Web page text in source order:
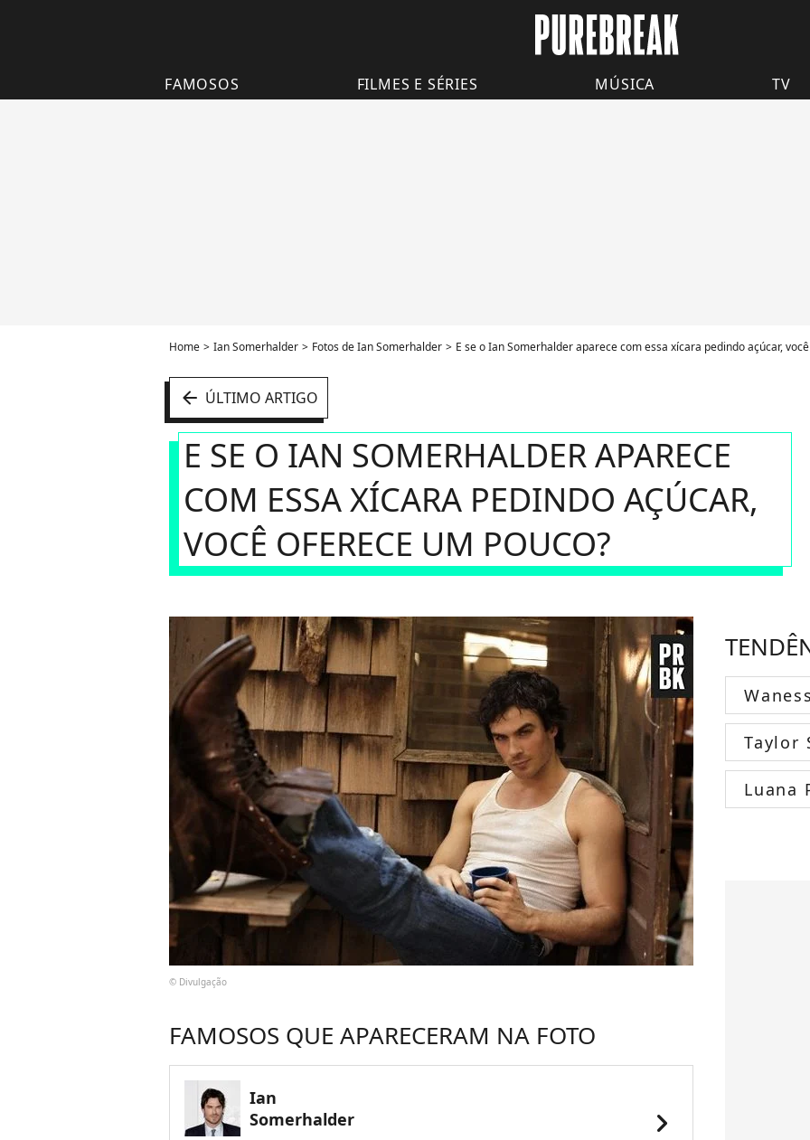
FAMOSOS FILMES E SÉRIES MÚSICA TV
Home Ian Somerhalder Fotos de Ian Somerhalder E se o Ian Somerhalder aparece com essa xícara pedindo açúcar,
arrow_left ÚLTIMO ARTIGO
E SE O IAN SOMERHALDER APARECE
COM ESSA XÍCARA PEDINDO AÇÚCAR,
VOCÊ OFERECE UM POUCO?
© Divulgação
FAMOSOS QUE APARECERAM NA FOTO
Ian
Somerhalder
chevron_right
Taylor
Luana